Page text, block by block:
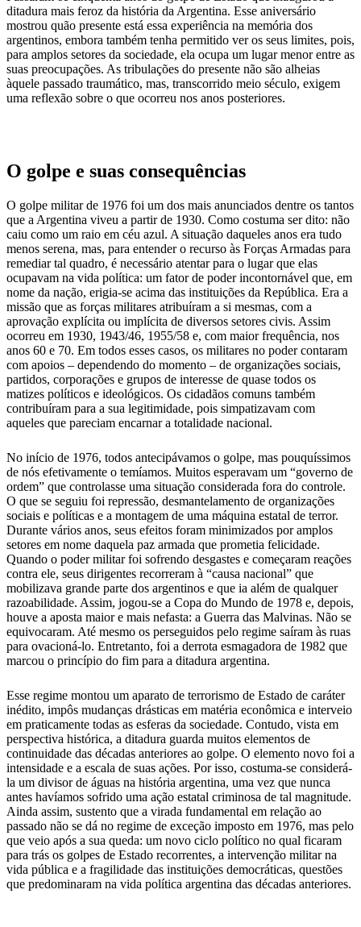
ditadura mais feroz da história da Argentina. Esse aniversário
mostrou quão presente está essa experiência na memória dos
argentinos, embora também tenha permitido ver os seus limites, pois,
para amplos setores da sociedade, ela ocupa um lugar menor entre as
suas preocupações. As tribulações do presente não são alheias
àquele passado traumático, mas, transcorrido meio século, exigem
uma reflexão sobre o que ocorreu nos anos posteriores.
O golpe e suas consequências
O golpe militar de 1976 foi um dos mais anunciados dentre os tantos
que a Argentina viveu a partir de 1930. Como costuma ser dito: não
caiu como um raio em céu azul. A situação daqueles anos era tudo
menos serena, mas, para entender o recurso às Forças Armadas para
remediar tal quadro, é necessário atentar para o lugar que elas
ocupavam na vida política: um fator de poder incontornável que, em
nome da nação, erigia-se acima das instituições da República. Era a
missão que as forças militares atribuíram a si mesmas, com a
aprovação explícita ou implícita de diversos setores civis. Assim
ocorreu em 1930, 1943/46, 1955/58 e, com maior frequência, nos
anos 60 e 70. Em todos esses casos, os militares no poder contaram
com apoios – dependendo do momento – de organizações sociais,
partidos, corporações e grupos de interesse de quase todos os
matizes políticos e ideológicos. Os cidadãos comuns também
contribuíram para a sua legitimidade, pois simpatizavam com
aqueles que pareciam encarnar a totalidade nacional.
No início de 1976, todos antecipávamos o golpe, mas pouquíssimos
de nós efetivamente o temíamos. Muitos esperavam um “governo de
ordem” que controlasse uma situação considerada fora do controle.
O que se seguiu foi repressão, desmantelamento de organizações
sociais e políticas e a montagem de uma máquina estatal de terror.
Durante vários anos, seus efeitos foram minimizados por amplos
setores em nome daquela paz armada que prometia felicidade.
Quando o poder militar foi sofrendo desgastes e começaram reações
contra ele, seus dirigentes recorreram à “causa nacional” que
mobilizava grande parte dos argentinos e que ia além de qualquer
razoabilidade. Assim, jogou-se a Copa do Mundo de 1978 e, depois,
houve a aposta maior e mais nefasta: a Guerra das Malvinas. Não se
equivocaram. Até mesmo os perseguidos pelo regime saíram às ruas
para ovacioná-lo. Entretanto, foi a derrota esmagadora de 1982 que
marcou o princípio do fim para a ditadura argentina.
Esse regime montou um aparato de terrorismo de Estado de caráter
inédito, impôs mudanças drásticas em matéria econômica e interveio
em praticamente todas as esferas da sociedade. Contudo, vista em
perspectiva histórica, a ditadura guarda muitos elementos de
continuidade das décadas anteriores ao golpe. O elemento novo foi a
intensidade e a escala de suas ações. Por isso, costuma-se considerá-
la um divisor de águas na história argentina, uma vez que nunca
antes havíamos sofrido uma ação estatal criminosa de tal magnitude.
Ainda assim, sustento que a virada fundamental em relação ao
passado não se dá no regime de exceção imposto em 1976, mas pelo
que veio após a sua queda: um novo ciclo político no qual ficaram
para trás os golpes de Estado recorrentes, a intervenção militar na
vida pública e a fragilidade das instituições democráticas, questões
que predominaram na vida política argentina das décadas anteriores.